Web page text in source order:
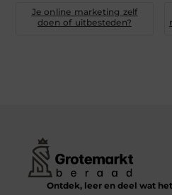
Je online marketing zelf
doen of uitbesteden?
Ontdek, leer en deel wat